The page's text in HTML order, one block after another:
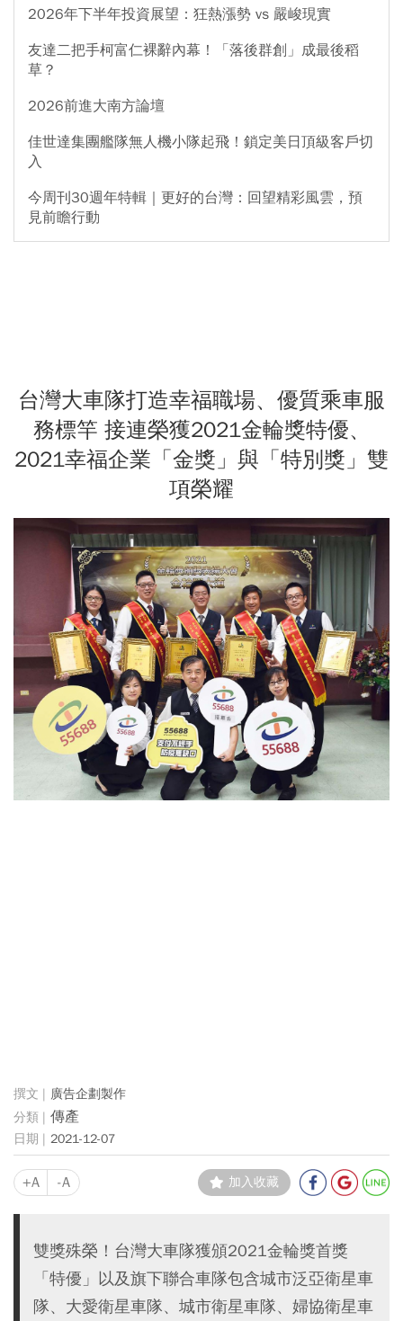
2026年下半年投資展望：狂熱漲勢 vs 嚴峻現實
友達二把手柯富仁裸辭內幕！「落後群創」成最後稻
草？
2026前進大南方論壇
佳世達集團艦隊無人機小隊起飛！鎖定美日頂級客戶切
入
今周刊30週年特輯｜更好的台灣：回望精彩風雲，預
見前瞻行動
台灣大車隊打造幸福職場、優質乘車服
務標竿 接連榮獲2021金輪獎特優、
2021幸福企業「金獎」與「特別獎」雙
項榮耀
廣告企劃製作
傳產
2021-12-07
+A -A 加入收藏
雙獎殊榮！台灣大車隊獲頒2021金輪獎首獎
「特優」以及旗下聯合車隊包含城市泛亞衛星車
隊、大愛衛星車隊、城市衛星車隊、婦協衛星車